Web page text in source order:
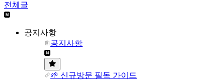
전체글
공지사항
공지사항
🌱 신규방문 필독 가이드